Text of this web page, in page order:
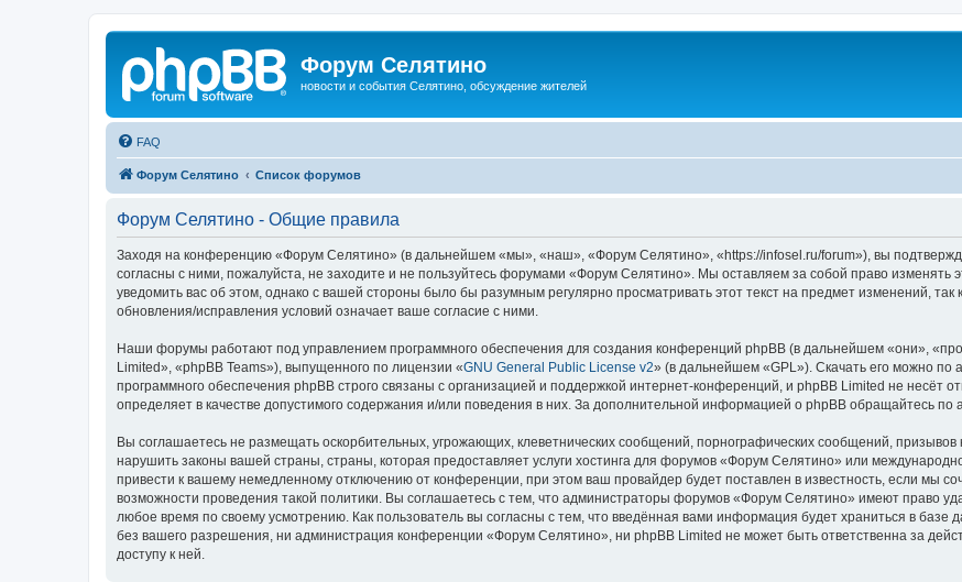
Форум Селятино
новости и события Селятино, обсуждение жителей
FAQ
Форум Селятино Список форумов
Форум Селятино - Общие правила
Заходя на конференцию «Форум Селятино» (в дальнейшем «мы», «наш», «Форум Селятино», «https://infosel.ru/forum»), вы
согласны с ними, пожалуйста, не заходите и не пользуйтесь форумами «Форум Селятино». Мы оставляем за собой право изменять
уведомить вас об этом, однако с вашей стороны было бы разумным регулярно просматривать этот текст на предмет изменений,
обновления/исправления условий означает ваше согласие с ними.
Наши форумы работают под управлением программного обеспечения для создания конференций phpBB (в дальнейшем «они»,
Limited», «phpBB Teams»), выпущенного по лицензии «GNU General Public License v2» (в дальнейшем «GPL»). Скачать его можно по
программного обеспечения phpBB строго связаны с организацией и поддержкой интернет-конференций, и phpBB Limited не несёт
определяет в качестве допустимого содержания и/или поведения в них. За дополнительной информацией о phpBB обращайтесь по
Вы соглашаетесь не размещать оскорбительных, угрожающих, клеветнических сообщений, порнографических сообщений,
нарушить законы вашей страны, страны, которая предоставляет услуги хостинга для форумов «Форум Селятино» или
привести к вашему немедленному отключению от конференции, при этом ваш провайдер будет поставлен в известность, если мы
возможности проведения такой политики. Вы соглашаетесь с тем, что администраторы форумов «Форум Селятино» имеют право
любое время по своему усмотрению. Как пользователь вы согласны с тем, что введённая вами информация будет храниться в
без вашего разрешения, ни администрация конференции «Форум Селятино», ни phpBB Limited не может быть ответственна за
доступу к ней.